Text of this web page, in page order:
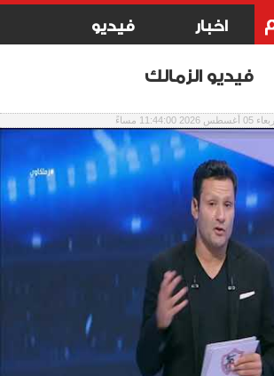
اخبار فيديو
فيديو الزمالك
أغسطس 2026 11:44:00 مساءً